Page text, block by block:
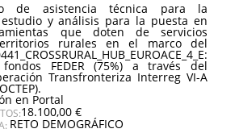
de asistencia técnica para la
y análisis para la puesta en
que doten de servicios
rurales en el marco del
FEDER (75%) a través del
Transfronteriza Interreg VI-A
en Portal
18.100,00 €
RETO DEMOGRÁFICO